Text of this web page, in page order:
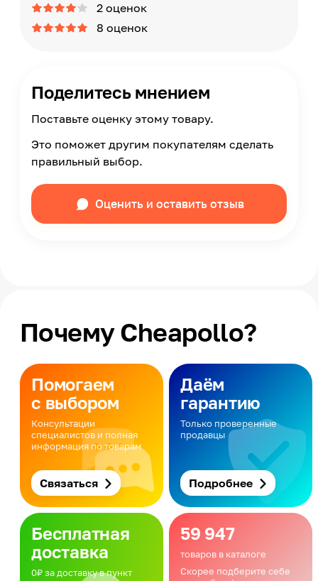
2 оценок
8 оценок
Поделитесь мнением
Поставьте оценку этому товару.
Это поможет другим покупателям сделать
правильный выбор.
Оценить и оставить отзыв
Почему Cheapollo?
Помогаем
с выбором
Консультации
специалистов и полная
информация по товарам
Связаться
Даём
гарантию
Только проверенные
продавцы
Подробнее
Бесплатная
доставка
0₽ за доставку в пункт
59 947
товаров в каталоге
Скорее подберите себе